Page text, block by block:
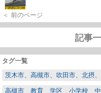
＜ 前のページ
記事
タグ一覧
茨木市、高槻市、吹田市、北摂
高槻市 教育 学区 小学校